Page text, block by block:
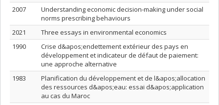
2007
Understanding economic decision-making under social
norms prescribing behaviours
2021
Three essays in environmental economics
1990
Crise d&apos;endettement extérieur des pays en
développement et indicateur de défaut de paiement:
une approche alternative
1983
Planification du développement et de l&apos;allocation
des ressources d&apos;eau: essai d&apos;application
au cas du Maroc